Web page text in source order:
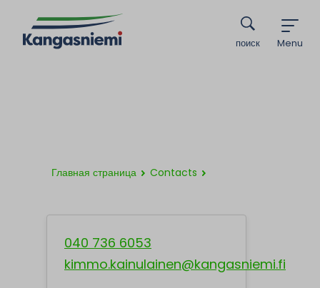
Menu
поиск
Главная страница Contacts
040 736 6053
kimmo.kainulainen@kangasniemi.fi